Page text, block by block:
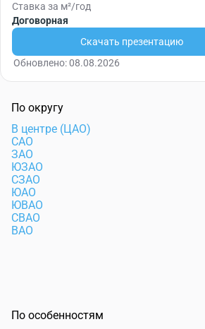
Ставка за м²/год
Договорная
Скачать презентацию
Обновлено: 08.08.2026
По округу
В центре (ЦАО)
САО
ЗАО
ЮЗАО
СЗАО
ЮАО
ЮВАО
СВАО
ВАО
По особенностям